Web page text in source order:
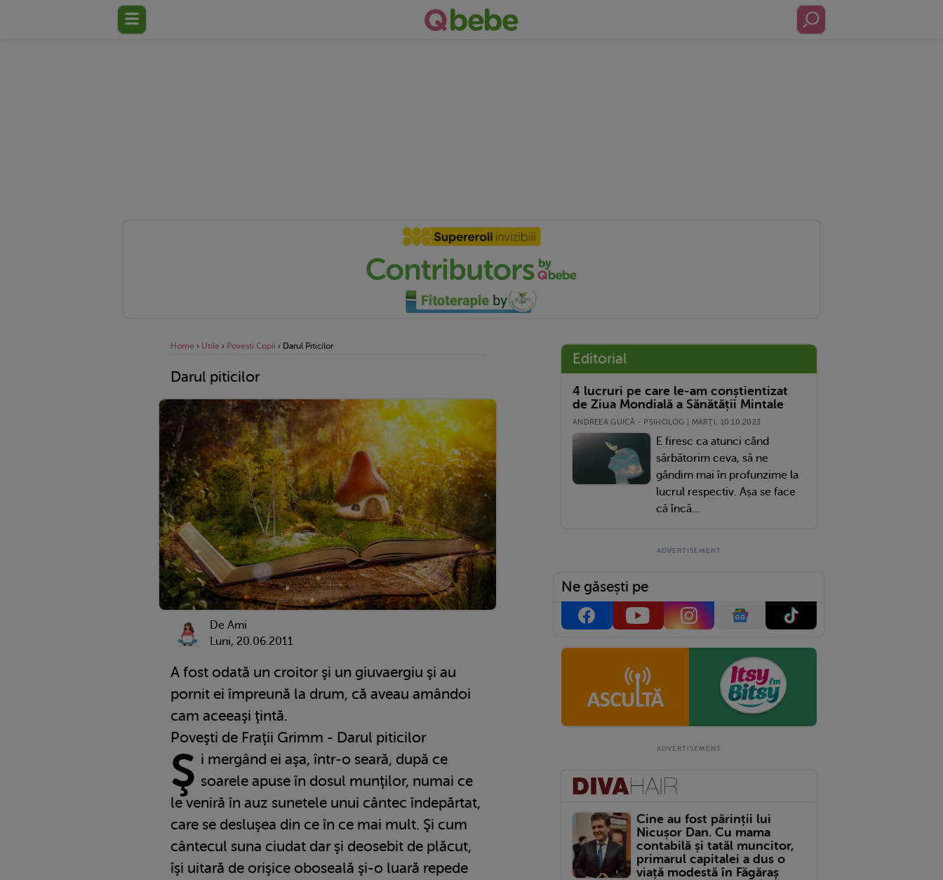
Home › Utile › Povesti Copii › Darul Piticilor
Darul piticilor
De Ami
Luni, 20.06.2011
A fost odată un croitor şi un giuvaergiu şi au
pornit ei împreună la drum, că aveau amândoi
cam aceeaşi ţintă.
Poveşti de Fraţii Grimm - Darul piticilor
Ş i mergând ei aşa, într-o seară, după ce
soarele apuse în dosul munţilor, numai ce
le veniră în auz sunetele unui cântec îndepărtat,
care se desluşea din ce în ce mai mult. Şi cum
cântecul suna ciudat dar şi deosebit de plăcut,
îşi uitară de orişice oboseală şi-o luară repede
Editorial
4 lucruri pe care le-am conștientizat
de Ziua Mondială a Sănătății Mintale
ANDREEA GUICĂ - PSIHOLOG | MARŢI, 10.10.2023
E firesc ca atunci când
sărbătorim ceva, să ne
gândim mai în profunzime la
lucrul respectiv. Așa se face
că încă...
Ne găsești pe
Cine au fost părinții lui
Nicușor Dan. Cu mama
contabilă și tatăl muncitor,
primarul capitalei a dus o
viață modestă în Făgăraș